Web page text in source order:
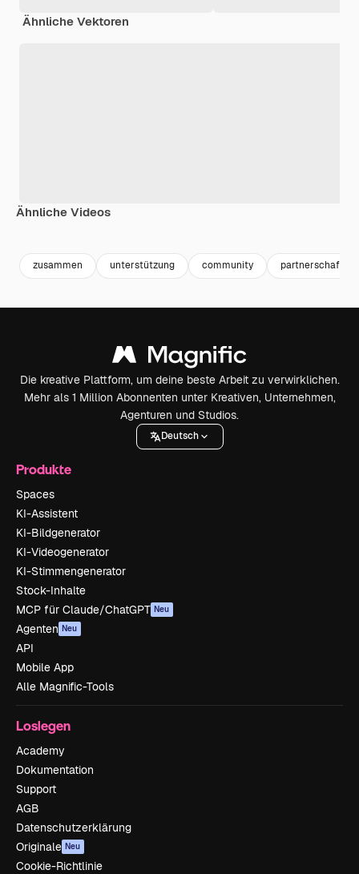
Ähnliche Vektoren
Ähnliche Videos
zusammen unterstützung community partnerschaft
Die kreative Plattform, um deine beste Arbeit zu verwirklichen.
Mehr als 1 Million Abonnenten unter Kreativen, Unternehmen,
Agenturen und Studios.
Deutsch
Produkte
Spaces
KI-Assistent
KI-Bildgenerator
KI-Videogenerator
KI-Stimmengenerator
Stock-Inhalte
MCP für Claude/ChatGPT Neu
Agenten Neu
API
Mobile App
Alle Magnific-Tools
Loslegen
Academy
Dokumentation
Support
AGB
Datenschutzerklärung
Originale Neu
Cookie-Richtlinie